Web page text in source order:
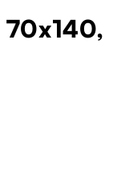
70x140,